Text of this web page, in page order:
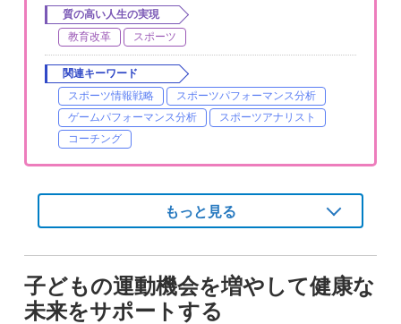
質の高い人生の実現
教育改革
スポーツ
関連キーワード
スポーツ情報戦略
スポーツパフォーマンス分析
ゲームパフォーマンス分析
スポーツアナリスト
コーチング
もっと見る
子どもの運動機会を増やして健康な
未来をサポートする